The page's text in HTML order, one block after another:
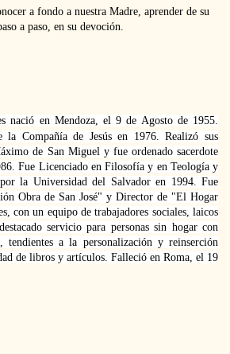
a fondo a nuestra Madre, aprender de su
a paso, en su devoción.
nació en Mendoza, el 9 de Agosto de 1955.
Compañía de Jesús en 1976. Realizó sus
de San Miguel y fue ordenado sacerdote
Fue Licenciado en Filosofía y en Teología y
la Universidad del Salvador en 1994. Fue
Obra de San José" y Director de "El Hogar
con un equipo de trabajadores sociales, laicos
servicio para personas sin hogar con
tendientes a la personalización y reinserción
de libros y artículos. Falleció en Roma, el 19